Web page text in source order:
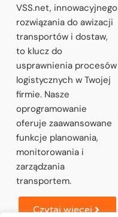
VSS.net, innowacyjnego
rozwiązania do awizacji
transportów i dostaw,
to klucz do
usprawnienia procesów
logistycznych w Twojej
firmie. Nasze
oprogramowanie
oferuje zaawansowane
funkcje planowania,
monitorowania i
zarządzania
transportem.
Czytaj więcej